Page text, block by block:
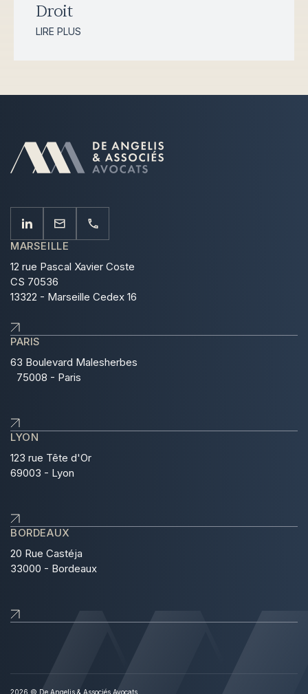
Droit
LIRE PLUS
MARSEILLE
12 rue Pascal Xavier Coste
CS 70536
13322 - Marseille Cedex 16
PARIS
63 Boulevard Malesherbes
75008 - Paris
LYON
123 rue Tête d'Or
69003 - Lyon
BORDEAUX
20 Rue Castéja
33000 - Bordeaux
2026 © De Angelis & Associés Avocats.